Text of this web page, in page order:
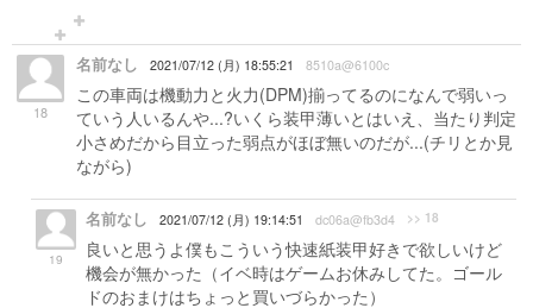
18
名前なし 2021/07/12 (月) 18:55:21 8510a@6100c
この車両は機動力と火力(DPM)揃ってるのになんで弱いっ
ていう人いるんや...?いくら装甲薄いとはいえ、当たり判定
小さめだから目立った弱点がほぼ無いのだが...(チリとか見
ながら)
19
名前なし 2021/07/12 (月) 19:14:51 dc06a@fb3d4 >> 18
良いと思うよ僕もこういう快速紙装甲好きで欲しいけど
機会が無かった（イベ時はゲームお休みしてた。ゴール
ドのおまけはちょっと買いづらかった）